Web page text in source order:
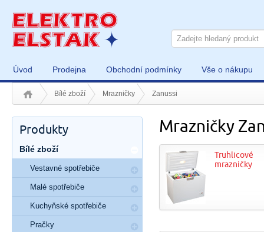
Úvod Prodejna Obchodní podmínky Vše o nákupu
Bílé zboží Mrazničky Zanussi
Mrazničky
Truhlicové
mrazničky
Produkty
Bílé zboží
Vestavné spotřebiče
Malé spotřebiče
Kuchyňské spotřebiče
Pračky